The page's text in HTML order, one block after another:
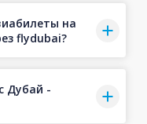
на
flydubai?
Дубай -